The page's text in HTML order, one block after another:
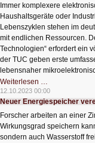
Immer komplexere
Haushaltsgeräte oder
Lebenszyklen stehen im
mit endlichen Ressourcen.
Technologien“ erfordert ein
der TUC geben erste
lebensnaher
Weiterlesen …
lebensnaher
Systeme
12.10.2023 00:00
Neuer Energiespeicher
Forscher arbeiten an einer
Wirkungsgrad speichern
sondern auch Wasserstoff